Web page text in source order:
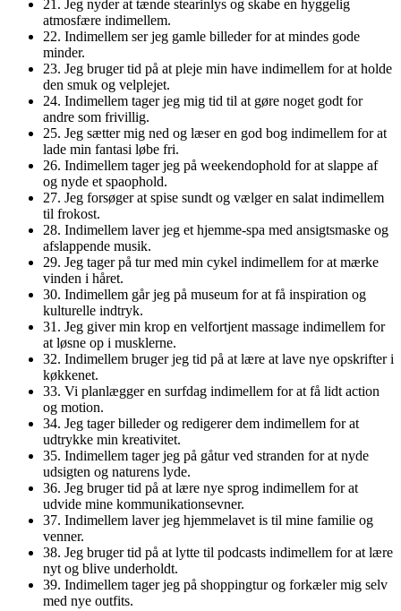
21. Jeg nyder at tænde stearinlys og skabe en hyggelig
atmosfære indimellem.
22. Indimellem ser jeg gamle billeder for at mindes gode
minder.
23. Jeg bruger tid på at pleje min have indimellem for at holde
den smuk og velplejet.
24. Indimellem tager jeg mig tid til at gøre noget godt for
andre som frivillig.
25. Jeg sætter mig ned og læser en god bog indimellem for at
lade min fantasi løbe fri.
26. Indimellem tager jeg på weekendophold for at slappe af
og nyde et spaophold.
27. Jeg forsøger at spise sundt og vælger en salat indimellem
til frokost.
28. Indimellem laver jeg et hjemme-spa med ansigtsmaske og
afslappende musik.
29. Jeg tager på tur med min cykel indimellem for at mærke
vinden i håret.
30. Indimellem går jeg på museum for at få inspiration og
kulturelle indtryk.
31. Jeg giver min krop en velfortjent massage indimellem for
at løsne op i musklerne.
32. Indimellem bruger jeg tid på at lære at lave nye opskrifter i
køkkenet.
33. Vi planlægger en surfdag indimellem for at få lidt action
og motion.
34. Jeg tager billeder og redigerer dem indimellem for at
udtrykke min kreativitet.
35. Indimellem tager jeg på gåtur ved stranden for at nyde
udsigten og naturens lyde.
36. Jeg bruger tid på at lære nye sprog indimellem for at
udvide mine kommunikationsevner.
37. Indimellem laver jeg hjemmelavet is til mine familie og
venner.
38. Jeg bruger tid på at lytte til podcasts indimellem for at lære
nyt og blive underholdt.
39. Indimellem tager jeg på shoppingtur og forkæler mig selv
med nye outfits.